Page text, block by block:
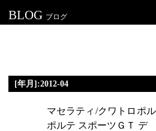
BLOG ブログ
[年月]:2012-04
マセラティ/クワトロポ
ポルテ スポーツＧＴ デ